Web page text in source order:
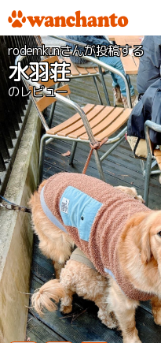
rodemkunさんが投稿する
水羽荘
のレビュー